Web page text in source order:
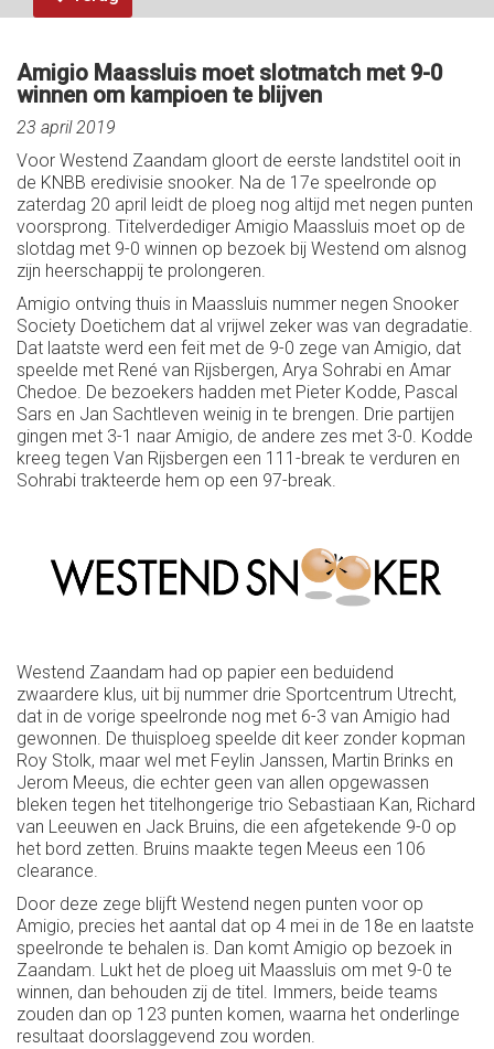
Amigio Maassluis moet slotmatch met 9-0
winnen om kampioen te blijven
23 april 2019
Voor Westend Zaandam gloort de eerste landstitel ooit in
de KNBB eredivisie snooker. Na de 17e speelronde op
zaterdag 20 april leidt de ploeg nog altijd met negen punten
voorsprong. Titelverdediger Amigio Maassluis moet op de
slotdag met 9-0 winnen op bezoek bij Westend om alsnog
zijn heerschappij te prolongeren.
Amigio ontving thuis in Maassluis nummer negen Snooker
Society Doetichem dat al vrijwel zeker was van degradatie.
Dat laatste werd een feit met de 9-0 zege van Amigio, dat
speelde met René van Rijsbergen, Arya Sohrabi en Amar
Chedoe. De bezoekers hadden met Pieter Kodde, Pascal
Sars en Jan Sachtleven weinig in te brengen. Drie partijen
gingen met 3-1 naar Amigio, de andere zes met 3-0. Kodde
kreeg tegen Van Rijsbergen een 111-break te verduren en
Sohrabi trakteerde hem op een 97-break.
Westend Zaandam had op papier een beduidend
zwaardere klus, uit bij nummer drie Sportcentrum Utrecht,
dat in de vorige speelronde nog met 6-3 van Amigio had
gewonnen. De thuisploeg speelde dit keer zonder kopman
Roy Stolk, maar wel met Feylin Janssen, Martin Brinks en
Jerom Meeus, die echter geen van allen opgewassen
bleken tegen het titelhongerige trio Sebastiaan Kan, Richard
van Leeuwen en Jack Bruins, die een afgetekende 9-0 op
het bord zetten. Bruins maakte tegen Meeus een 106
clearance.
Door deze zege blijft Westend negen punten voor op
Amigio, precies het aantal dat op 4 mei in de 18e en laatste
speelronde te behalen is. Dan komt Amigio op bezoek in
Zaandam. Lukt het de ploeg uit Maassluis om met 9-0 te
winnen, dan behouden zij de titel. Immers, beide teams
zouden dan op 123 punten komen, waarna het onderlinge
resultaat doorslaggevend zou worden.